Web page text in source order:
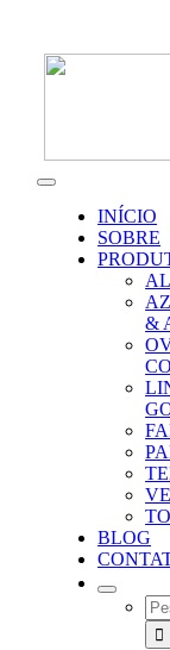
content
Toggle
NavigationINÍCIO
SOBRE
&
BLOG